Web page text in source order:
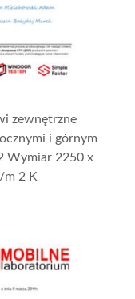
zewnętrzne
i górnym
Wymiar 2250 x
m 2 K